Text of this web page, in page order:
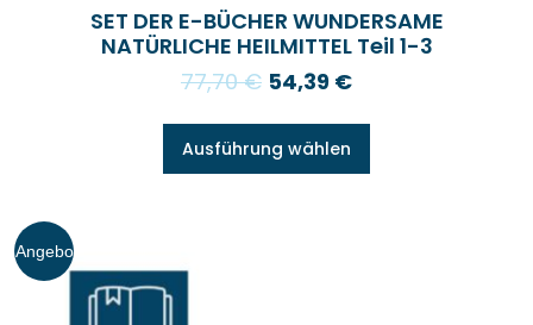
SET DER E-BÜCHER WUNDERSAME
NATÜRLICHE HEILMITTEL Teil 1-3
77,70€ 54,39 €
Ausführung wählen
Angebo